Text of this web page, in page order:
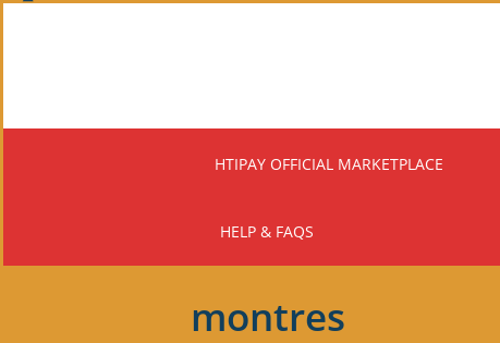
HTIPAY OFFICIAL MARKETPLACE
HELP & FAQS
montres